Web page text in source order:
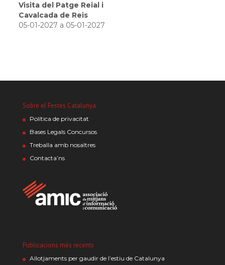
Visita del Patge Reial i
Cavalcada de Reis
05-01-2027 a 05-01-2027
Sobre el Festes Catalunya
Política de privacitat
Bases Legals Concursos
Treballa amb nosaltres
Contacta’ns
Publicacions més recents
Allotjaments per gaudir de l’estiu de Catalunya